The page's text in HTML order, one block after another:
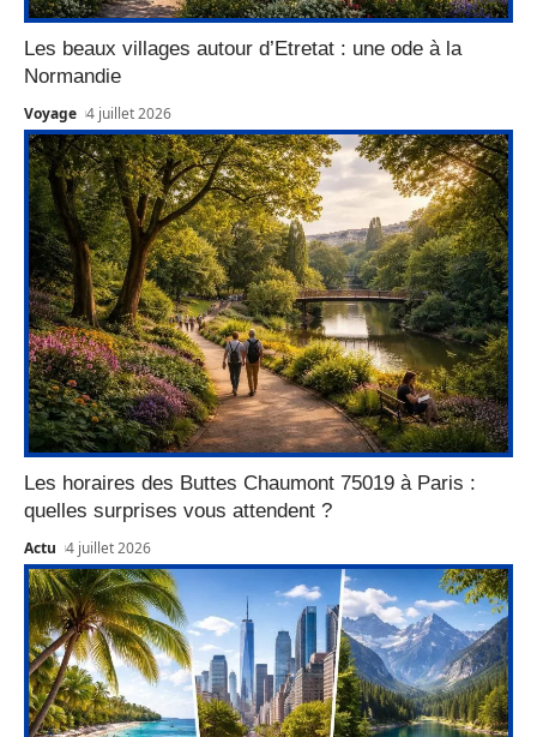
Les beaux villages autour d’Etretat : une ode à la
Normandie
Voyage 4 juillet 2026
Les horaires des Buttes Chaumont 75019 à Paris :
quelles surprises vous attendent ?
Actu 4 juillet 2026